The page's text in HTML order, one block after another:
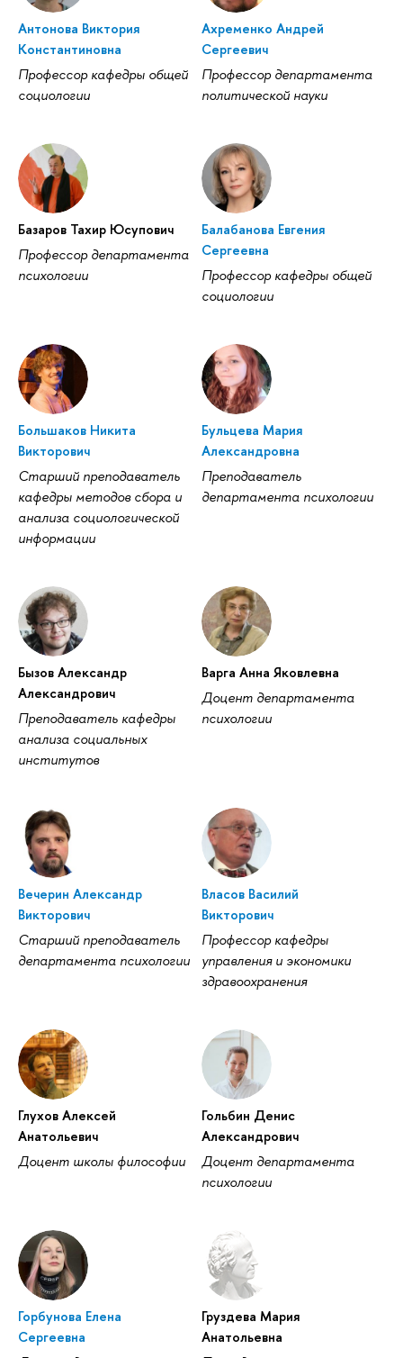
Антонова Виктория
Константиновна
Профессор кафедры общей
социологии
Ахременко Андрей
Сергеевич
Профессор департамента
политической науки
Базаров Тахир Юсупович
Профессор департамента
психологии
Балабанова Евгения
Сергеевна
Профессор кафедры общей
социологии
Большаков Никита
Викторович
Старший преподаватель
кафедры методов сбора и
анализа социологической
информации
Бульцева Мария
Александровна
Преподаватель
департамента психологии
Бызов Александр
Александрович
Преподаватель кафедры
анализа социальных
институтов
Варга Анна Яковлевна
Доцент департамента
психологии
Вечерин Александр
Викторович
Старший преподаватель
департамента психологии
Власов Василий
Викторович
Профессор кафедры
управления и экономики
здравоохранения
Глухов Алексей
Анатольевич
Доцент школы философии
Гольбин Денис
Александрович
Доцент департамента
психологии
Горбунова Елена
Сергеевна
Груздева Мария
Анатольевна